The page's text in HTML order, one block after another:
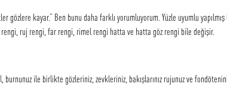
kayar.” Ben bunu daha farklı yorumluyorum. Yüzle uyumlu
ruj rengi, far rengi, rimel rengi hatta ve hatta göz rengi bile değişir.
ile birlikte gözleriniz, zevkleriniz, bakışlarınız rujunuz ve